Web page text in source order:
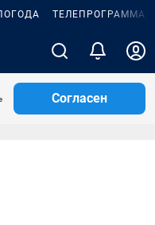
ТЕЛЕПРОГРАММА
Согласен